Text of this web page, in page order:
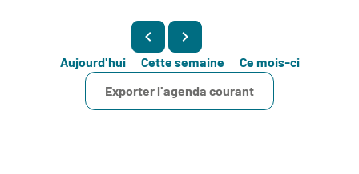
Aujourd'hui Cette semaine
Ce mois-ci
Exporter l'agenda courant